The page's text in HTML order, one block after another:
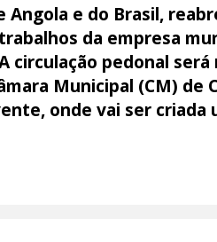
Angola e do Brasil,
da empresa
circulação pedonal
Municipal (CM) de
onde vai ser